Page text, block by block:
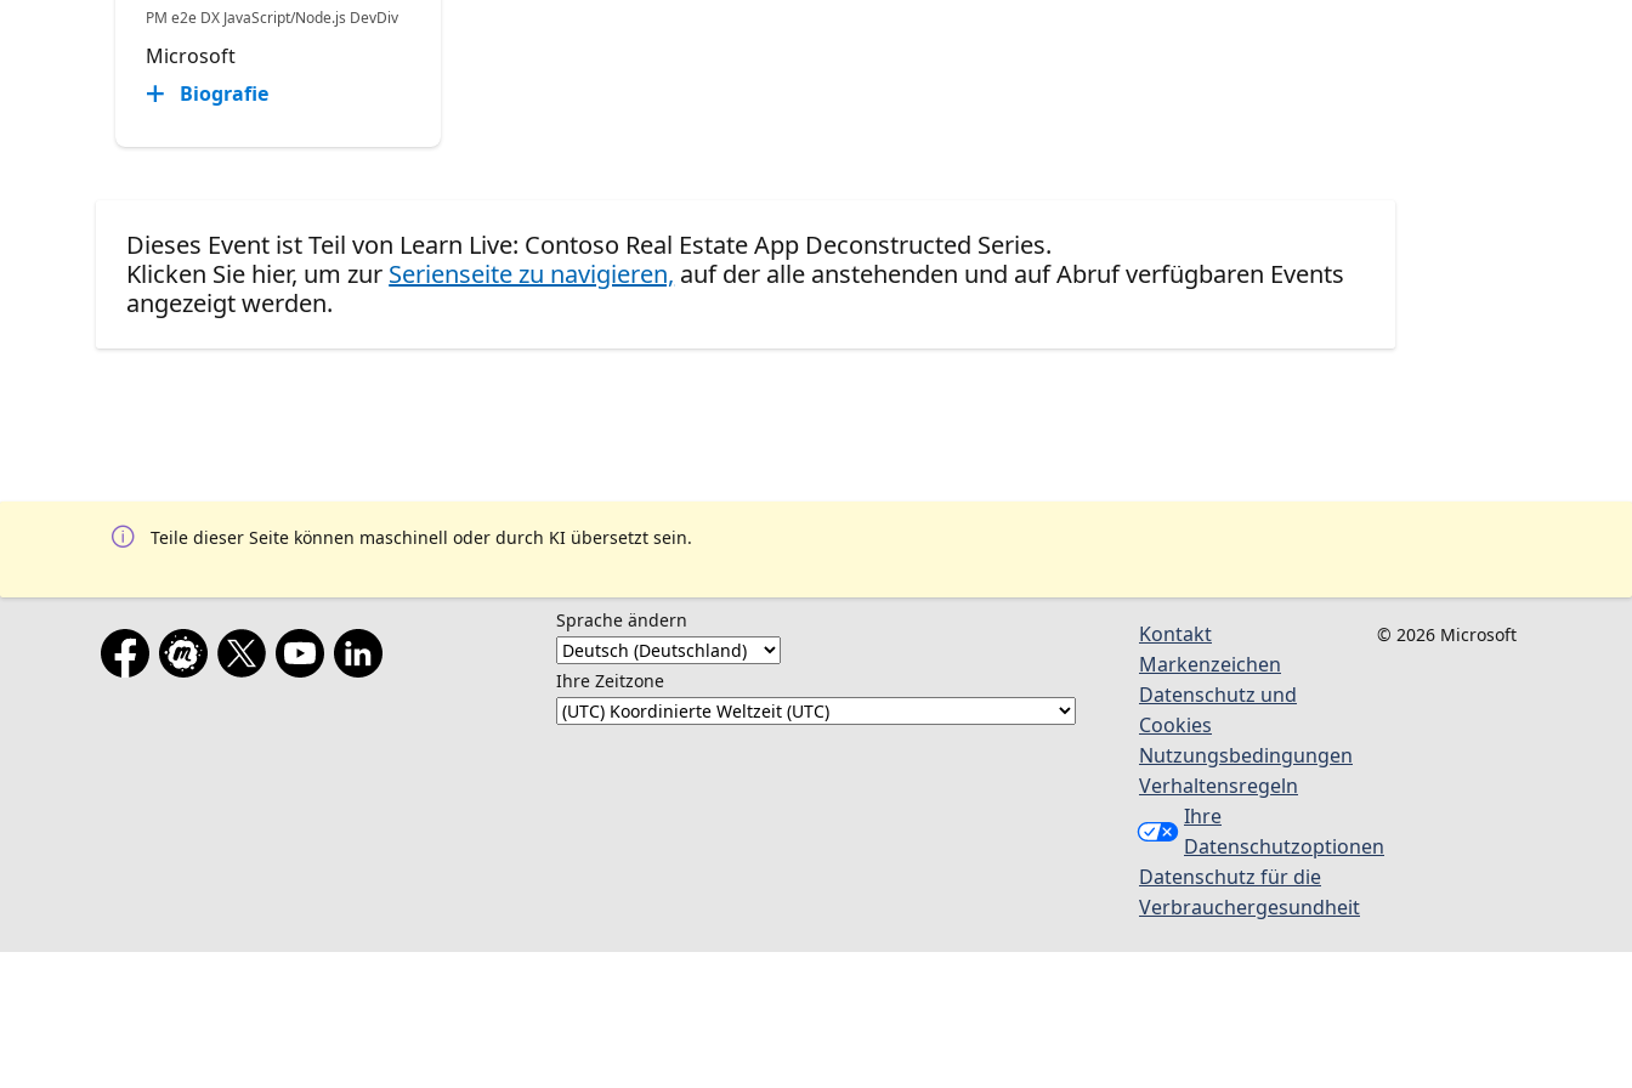
PM e2e DX JavaScript/Node.js DevDiv
Microsoft
Biografie
Dieses Event ist Teil von Learn Live: Contoso Real Estate App Deconstructed Series.
Klicken Sie hier, um zur Serienseite zu navigieren, auf der alle anstehenden und auf Abruf verfügbaren Events
angezeigt werden.
Teile dieser Seite können maschinell oder durch KI übersetzt sein.
Sprache ändern
Ihre Zeitzone
Kontakt
Markenzeichen
Datenschutz und
Cookies
Nutzungsbedingungen
Verhaltensregeln
Ihre
Datenschutzoptionen
Datenschutz für die
Verbrauchergesundheit
© 2026 Microsoft